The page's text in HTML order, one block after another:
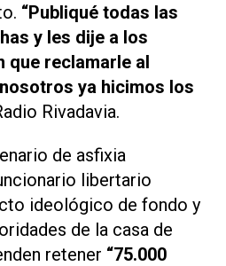
“Publiqué todas las
y les dije a los
que reclamarle al
ya hicimos los
Rivadavia.
de asfixia
libertario
ideológico de fondo y
de la casa de
retener “75.000